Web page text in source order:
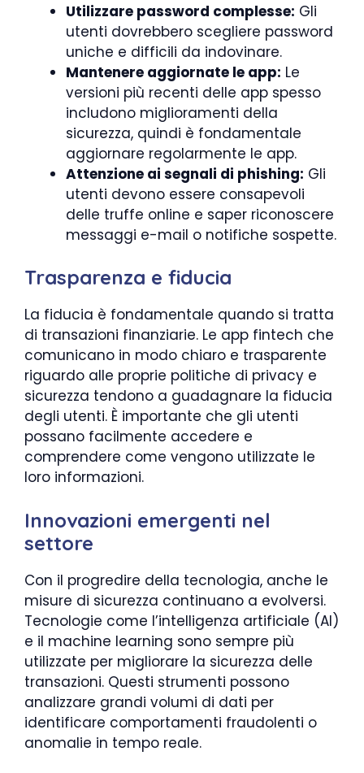
Utilizzare password complesse: Gli
utenti dovrebbero scegliere password
uniche e difficili da indovinare.
Mantenere aggiornate le app: Le
versioni più recenti delle app spesso
includono miglioramenti della
sicurezza, quindi è fondamentale
aggiornare regolarmente le app.
Attenzione ai segnali di phishing: Gli
utenti devono essere consapevoli
delle truffe online e saper riconoscere
messaggi e-mail o notifiche sospette.
Trasparenza e fiducia
La fiducia è fondamentale quando si tratta
di transazioni finanziarie. Le app fintech che
comunicano in modo chiaro e trasparente
riguardo alle proprie politiche di privacy e
sicurezza tendono a guadagnare la fiducia
degli utenti. È importante che gli utenti
possano facilmente accedere e
comprendere come vengono utilizzate le
loro informazioni.
Innovazioni emergenti nel
settore
Con il progredire della tecnologia, anche le
misure di sicurezza continuano a evolversi.
Tecnologie come l’intelligenza artificiale (AI)
e il machine learning sono sempre più
utilizzate per migliorare la sicurezza delle
transazioni. Questi strumenti possono
analizzare grandi volumi di dati per
identificare comportamenti fraudolenti o
anomalie in tempo reale.